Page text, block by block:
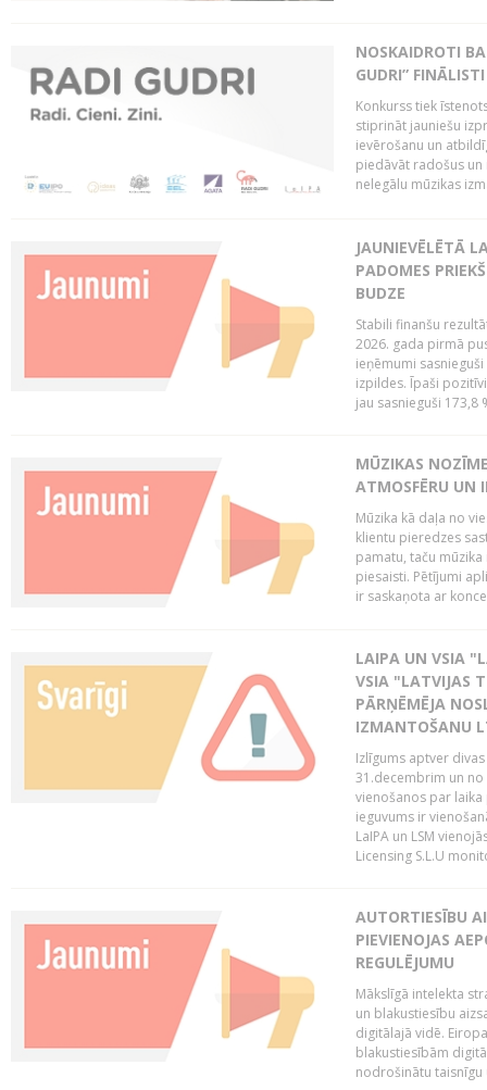
NOSKAIDROTI
GUDRI” FINĀLISTI
Konkurss tiek
stiprināt jauniešu
ievērošanu un
piedāvāt radošus
nelegālu mūzikas
JAUNIEVĒLĒTĀ
PADOMES
BUDZE
Stabili finanšu
2026. gada pirmā
ieņēmumi
izpildes. Īpaši
jau sasnieguši 173,8
MŪZIKAS
ATMOSFĒRU UN
Mūzika kā daļa no
klientu pieredzes
pamatu, taču
piesaisti. Pētījumi
ir saskaņota ar
LAIPA UN VSIA
VSIA "LATVIJAS
PĀRŅĒMĒJA
IZMANTOŠANU
Izlīgums aptver
31.decembrim un no
vienošanos par
ieguvums ir
LaIPA un LSM
Licensing S.L.U
AUTORTIESĪBU
PIEVIENOJAS
REGULĒJUMU
Mākslīgā intelekta
un blakustiesību
digitālajā vidē.
blakustiesībām
nodrošinātu taisnīgu